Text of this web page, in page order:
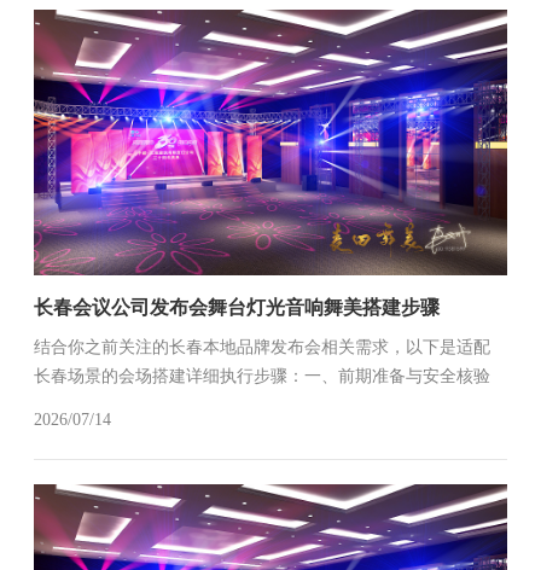
长春会议公司发布会舞台灯光音响舞美搭建步骤
结合你之前关注的长春本地品牌发布会相关需求，以下是适配
长春场景的会场搭建详细执行步骤：一、前期准备与安全核验
室内每平方米150公斤...
2026/07/14